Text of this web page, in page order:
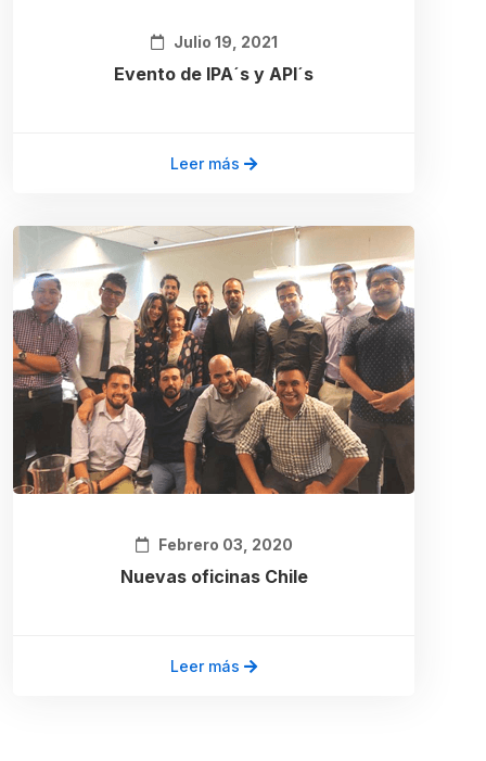
Julio 19, 2021
Evento de IPA´s y API´s
Leer más
Febrero 03, 2020
Nuevas oficinas Chile
Leer más